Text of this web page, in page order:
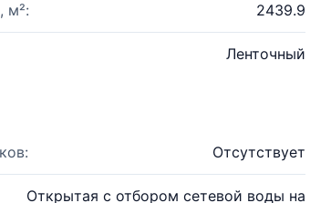
м²: 2439.9
Ленточный
Отсутствует
Открытая с отбором сетевой воды на